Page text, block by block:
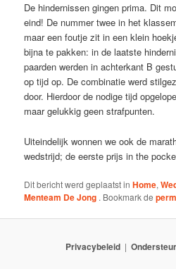
De hindernissen gingen prima. Dit
eind! De nummer twee in het
maar een foutje zit in een klein
bijna te pakken: in de laatste
paarden werden in achterkant B
op tijd op. De combinatie werd
door. Hierdoor de nodige tijd
maar gelukkig geen strafpunten.
Uiteindelijk wonnen we ook de
wedstrijd; de eerste prijs in the
Dit bericht werd geplaatst inHome,
Menteam De Jong . Bookmark de
Privacybeleid